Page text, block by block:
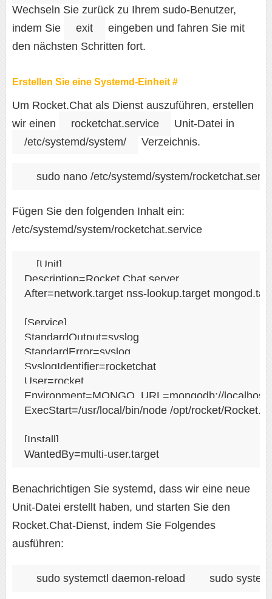
Wechseln Sie zurück zu Ihrem sudo-Benutzer,
indem Sie
exit
eingeben und fahren Sie mit
den nächsten Schritten fort.
Erstellen Sie eine Systemd-Einheit #
Um Rocket.Chat als Dienst auszuführen, erstellen
wir einen
rocketchat.service
Unit-Datei in
/etc/systemd/system/
Verzeichnis.
sudo nano /etc/systemd/system/
Fügen Sie den folgenden Inhalt ein:
/etc/systemd/system/rocketchat.service
[Unit]
Description=Rocket.Chat server
After=network.target nss-lookup.target
[Service]
StandardOutput=syslog
StandardError=syslog
SyslogIdentifier=rocketchat
User=rocket
Environment=MONGO_URL=mongodb://
ExecStart=/usr/local/bin/node /opt/rocket/
[Install]
Benachrichtigen Sie systemd, dass wir eine neue
Unit-Datei erstellt haben, und starten Sie den
Rocket.Chat-Dienst, indem Sie Folgendes
ausführen:
sudo systemctl daemon-reload sudo